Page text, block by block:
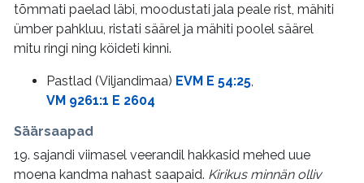
tõmmati paelad läbi, moodustati jala peale rist, mähiti
ümber pahkluu, ristati säärel ja mähiti poolel säärel
mitu ringi ning köideti kinni.
Pastlad (Viljandimaa) EVM E 54:25,
VM 9261:1 E 2604
Säärsaapad
19. sajandi viimasel veerandil hakkasid mehed uue
moena kandma nahast saapaid. Kirikus minnän olliv